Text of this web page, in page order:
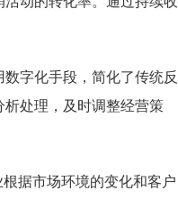
字化手段，简化了传统反
处理，及时调整经营策
据市场环境的变化和客户